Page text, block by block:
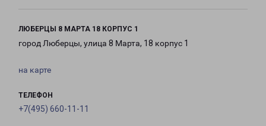
ЛЮБЕРЦЫ 8 МАРТА 18 КОРПУС 1
город Люберцы, улица 8 Марта, 18 корпус 1
на карте
ТЕЛЕФОН
+7(495) 660-11-11